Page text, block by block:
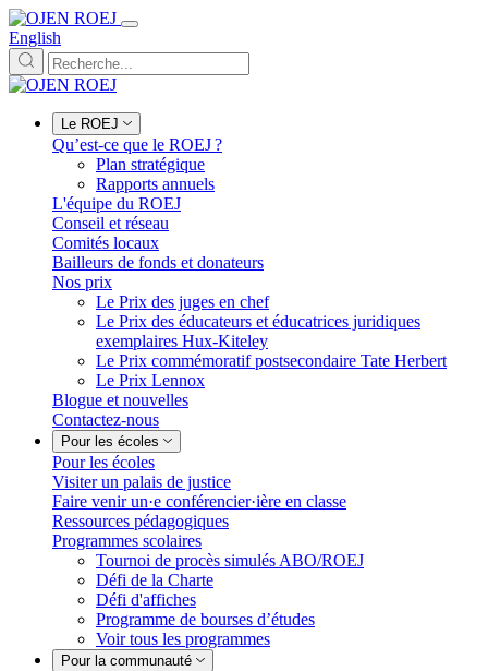
English
Le ROEJ
Qu’est-ce que le ROEJ ?
Plan stratégique
Rapports annuels
L'équipe du ROEJ
Conseil et réseau
Comités locaux
Bailleurs de fonds et donateurs
Nos prix
Le Prix des juges en chef
Le Prix des éducateurs et éducatrices juridiques
exemplaires Hux-Kiteley
Le Prix commémoratif postsecondaire Tate Herbert
Le Prix Lennox
Blogue et nouvelles
Contactez-nous
Pour les écoles
Pour les écoles
Visiter un palais de justice
Faire venir un·e conférencier·ière en classe
Ressources pédagogiques
Programmes scolaires
Tournoi de procès simulés ABO/ROEJ
Défi de la Charte
Défi d'affiches
Programme de bourses d’études
Voir tous les programmes
Pour la communauté